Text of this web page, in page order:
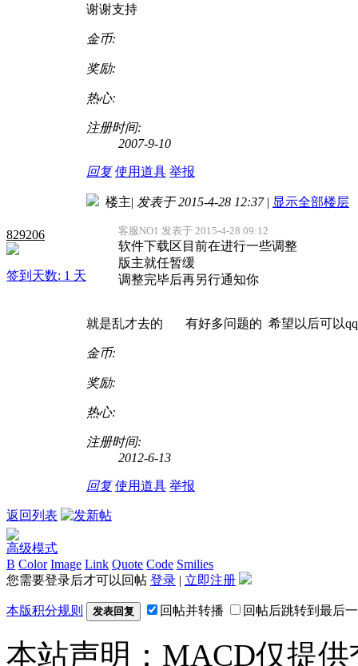
谢谢支持
金币:
奖励:
热心:
注册时间:
2007-9-10
回复 使用道具 举报
829206
签到天数: 1 天
楼主| 发表于 2015-4-28 12:37 | 显示全部楼层
客服NO1 发表于 2015-4-28 09:12
软件下载区目前在进行一些调整
版主就任暂缓
调整完毕后再另行通知你
就是乱才去的 有好多问题的 希望以后可以qq
金币:
奖励:
热心:
注册时间:
2012-6-13
回复 使用道具 举报
返回列表
高级模式
B Color Image Link Quote Code Smilies
您需要登录后才可以回帖 登录 | 立即注册
本版积分规则 发表回复 回帖并转播 回帖后跳转到最后
本站声明：MACD仅提